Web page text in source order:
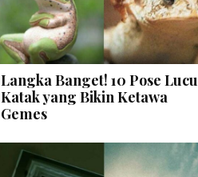
Langka Banget! 10 Pose Lucu
Katak yang Bikin Ketawa
Gemes